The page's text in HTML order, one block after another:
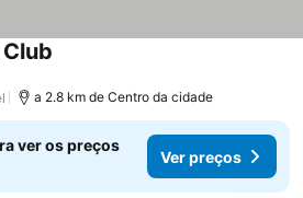
a 2.8 km de Centro da cidade
ver os preços
Ver preços